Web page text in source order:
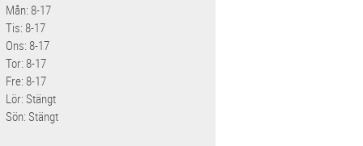
Mån: 8-17
Tis: 8-17
Ons: 8-17
Tor: 8-17
Fre: 8-17
Lör: Stängt
Sön: Stängt